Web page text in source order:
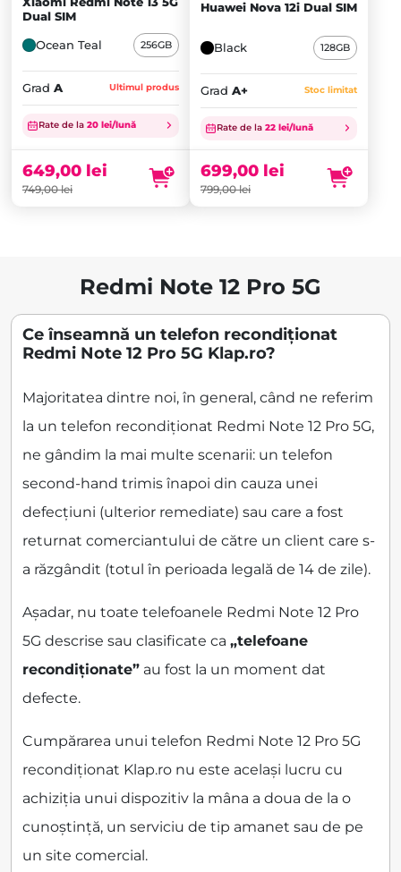
Dual SIM
Ocean Teal 256GB
Grad A Ultimul produs
Rate de la 20 lei/lună
749,00lei
Prețul
inițial
fost:
749,00 lei.
649,00 lei
Prețul
este:
649,00 lei.
Huawei Nova 12i Dual SIM
Black 128GB
Grad A+ Stoc limitat
Rate de la 22 lei/lună
799,00lei
Prețul
inițial
fost:
799,00 lei.
699,00 lei
Prețul
este:
699,00 lei.
Redmi Note 12 Pro 5G
Ce înseamnă un telefon recondiționat
Redmi Note 12 Pro 5G Klap.ro?
Majoritatea dintre noi, în general, când ne referim
la un telefon recondiționat Redmi Note 12 Pro 5G,
ne gândim la mai multe scenarii: un telefon
second-hand trimis înapoi din cauza unei
defecțiuni (ulterior remediate) sau care a fost
returnat comerciantului de către un client care s-
a răzgândit (totul în perioada legală de 14 de zile).
Așadar, nu toate telefoanele Redmi Note 12 Pro
5G descrise sau clasificate ca „telefoane
recondiționate” au fost la un moment dat
defecte.
Cumpărarea unui telefon Redmi Note 12 Pro 5G
recondiționat Klap.ro nu este același lucru cu
achiziția unui dispozitiv la mâna a doua de la o
cunoștință, un serviciu de tip amanet sau de pe
un site comercial.